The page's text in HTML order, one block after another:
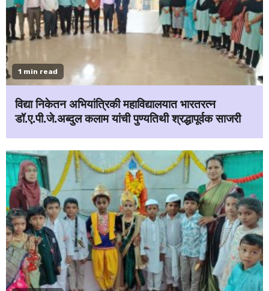
1 min read
विद्या निकेतन अभियांत्रिकी महाविद्यालयात भारतरत्न
डॉ.ए.पी.जे.अब्दुल कलाम यांची पुण्यतिथी श्रद्धापूर्वक साजरी